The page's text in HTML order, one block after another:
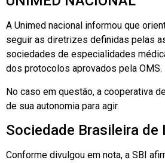
A Unimed nacional informou que
seguir as diretrizes definidas pelas
sociedades de especialidades
dos protocolos aprovados pela OMS.
No caso em questão, a cooperativa
de sua autonomia para agir.
Sociedade Brasileira
Conforme divulgou em nota, a SBI